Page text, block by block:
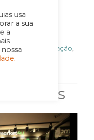
usa
a sua
a
PorAuthor
Imprensa
franquia kumon
de educação